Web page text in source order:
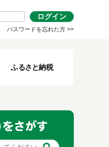
ログイン
パスワードを忘れた方 >>
ふるさと納税